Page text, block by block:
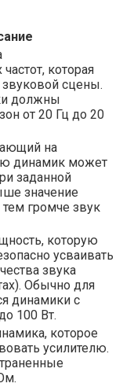
которая
звуковой сцены.
должны
от 20 Гц до 20
на
динамик может
заданной
значение
громче звук
которую
усваивать
звука
Обычно для
динамики с
100 Вт.
которое
усилителю.